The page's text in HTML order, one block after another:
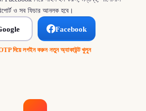
ও সব ফিচার আনলক হবে।
Facebook
দিয়ে লগইন করুন·নতুন অ্যাকাউন্ট খুলুন